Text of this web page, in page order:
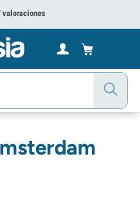
valoraciones